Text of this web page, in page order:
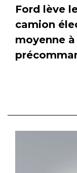
Ford lève
camion
moyenne